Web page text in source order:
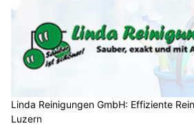
Linda Reinigungen GmbH: Effiziente
Luzern